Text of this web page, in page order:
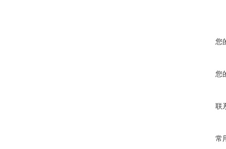
您
您
联
常